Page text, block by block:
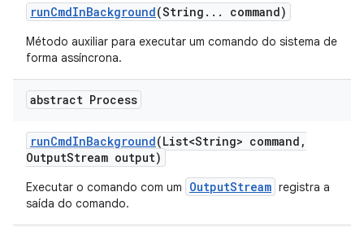
runCmdInBackground(String . . . command)
Método auxiliar para executar um comando do sistema de
forma assíncrona.
abstract Process
runCmdInBackground(List<String> command ,
OutputStream output)
Executar o comando com um OutputStream registra a
saída do comando.